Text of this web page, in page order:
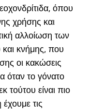
όπου
χρήσης και
αλλοίωση των
και κνήμης, που
οι κακώσεις
όταν το γόνατο
τούτου είναι πιο
τις